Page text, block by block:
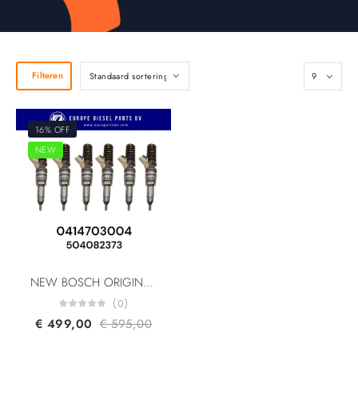
Filteren
16% OFF
NEW
NEW BOSCH ORIGINAL 0414703004 504082373 504287069 504132378 Astra HD9/HHD9 Iveco Stralis Iveco Trakker Unit Injector Euro 5
(0)
€ 499,00 €595,00